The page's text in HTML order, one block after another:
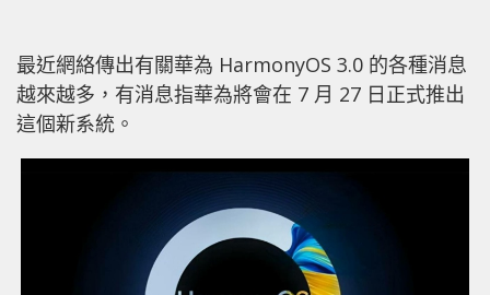
最近網絡傳出有關華為 HarmonyOS 3.0 的各種消息
越來越多，有消息指華為將會在 7 月 27 日正式推出
這個新系統。